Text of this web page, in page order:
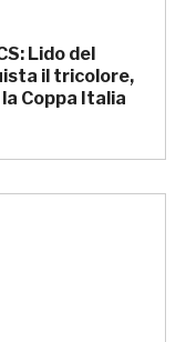
Lido del
il tricolore,
Coppa Italia